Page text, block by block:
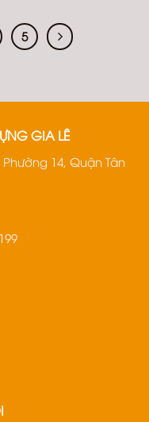
5
GIA LÊ
14, Quận Tân